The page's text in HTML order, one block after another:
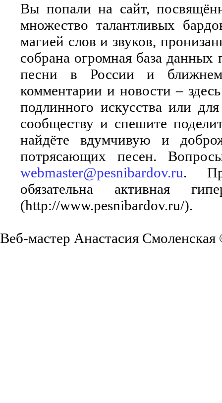
Вы попали на сайт,
множество талантливых
магией слов и звуков,
собрана огромная база
песни в России и ближнем
комментарии и новости –
подлинного искусства или
сообществу и спешите
найдёте вдумчивую и
потрясающих песен.
webmaster@pesnibardov.ru.
обязательна активная
(http://www.pesnibardov.ru/).
Веб-мастер Анастасия